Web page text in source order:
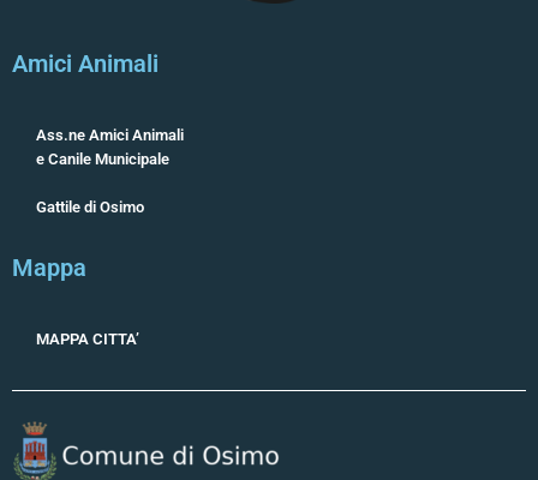
Amici Animali
Ass.ne Amici Animali
e Canile Municipale
Gattile di Osimo
Mappa
MAPPA CITTA’